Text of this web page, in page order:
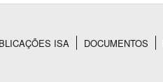
ISA DOCUMENTOS